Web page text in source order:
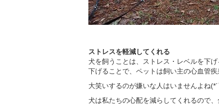
ストレスを軽減してくれる
犬を飼うことは、ストレス・レベルを下
下げることで、ペットは飼い主の心血管
大笑いするのが嫌いな人はいませんよね
犬は私たちの心配を減らしてくれるので